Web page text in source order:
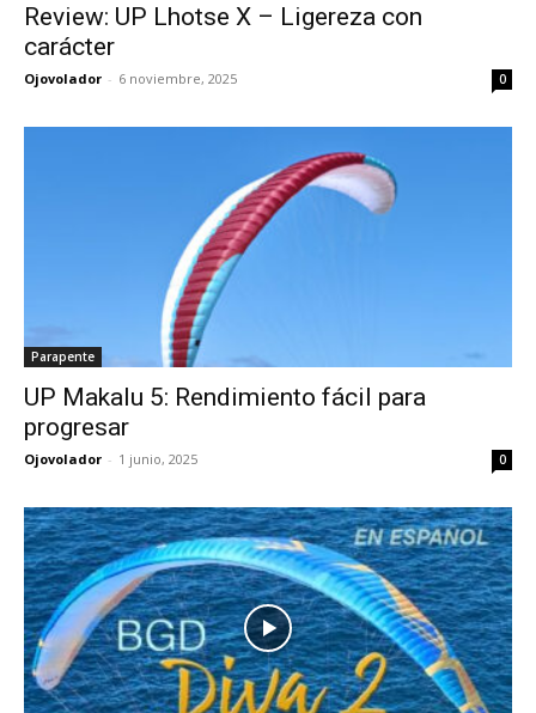
Review: UP Lhotse X – Ligereza con
carácter
Ojovolador - 6 noviembre, 2025 0
Parapente
UP Makalu 5: Rendimiento fácil para
progresar
Ojovolador - 1 junio, 2025 0